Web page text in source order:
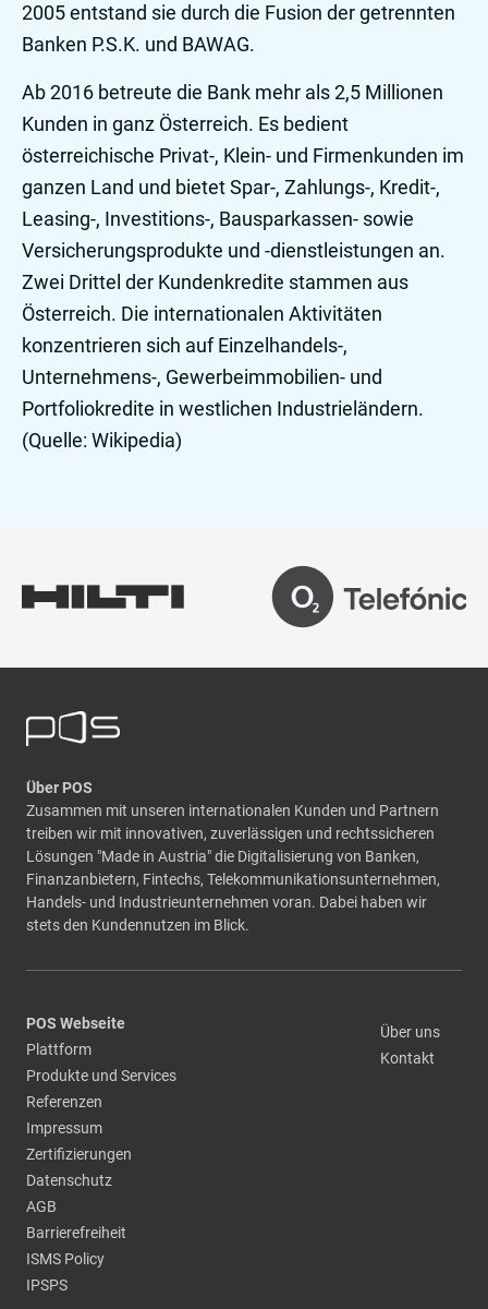
2005 entstand sie durch die Fusion der getrennten
Banken P.S.K. und BAWAG.
Ab 2016 betreute die Bank mehr als 2,5 Millionen
Kunden in ganz Österreich. Es bedient
österreichische Privat-, Klein- und Firmenkunden im
ganzen Land und bietet Spar-, Zahlungs-, Kredit-,
Leasing-, Investitions-, Bausparkassen- sowie
Versicherungsprodukte und -dienstleistungen an.
Zwei Drittel der Kundenkredite stammen aus
Österreich. Die internationalen Aktivitäten
konzentrieren sich auf Einzelhandels-,
Unternehmens-, Gewerbeimmobilien- und
Portfoliokredite in westlichen Industrieländern.
(Quelle: Wikipedia)
Über POS
Zusammen mit unseren internationalen Kunden und Partnern
treiben wir mit innovativen, zuverlässigen und rechtssicheren
Lösungen "Made in Austria" die Digitalisierung von Banken,
Finanzanbietern, Fintechs, Telekommunikationsunternehmen,
Handels- und Industrieunternehmen voran. Dabei haben wir
stets den Kundennutzen im Blick.
POS Webseite
Plattform
Produkte und Services
Referenzen
Impressum
Zertifizierungen
Datenschutz
AGB
Barrierefreiheit
ISMS Policy
IPSPS
Über uns
Kontakt